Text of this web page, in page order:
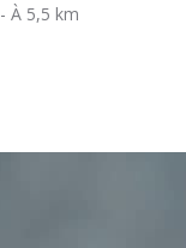
- À 5,5 km